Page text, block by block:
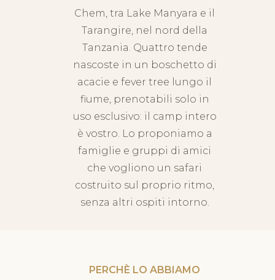
Chem, tra Lake Manyara e il
Tarangire, nel nord della
Tanzania. Quattro tende
nascoste in un boschetto di
acacie e fever tree lungo il
fiume, prenotabili solo in
uso esclusivo: il camp intero
è vostro. Lo proponiamo a
famiglie e gruppi di amici
che vogliono un safari
costruito sul proprio ritmo,
senza altri ospiti intorno.
PERCHÈ LO ABBIAMO